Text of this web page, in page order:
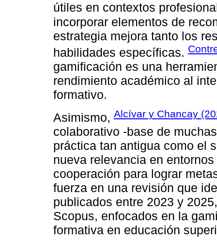
útiles en contextos
incorporar elementos de
estrategia mejora tanto los
habilidades específicas.
gamificación es una
rendimiento académico al
formativo.
Asimismo, Alcívar y Chancay
colaborativo -base de
práctica tan antigua como el
nueva relevancia en
cooperación para lograr
fuerza en una revisión que
publicados entre 2023 y
Scopus, enfocados en la
formativa en educación